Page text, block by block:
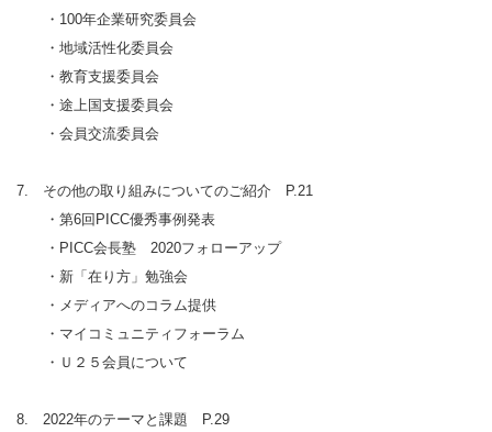
・100年企業研究委員会
・地域活性化委員会
・教育支援委員会
・途上国支援委員会
・会員交流委員会
7. その他の取り組みについてのご紹介 P.21
・第6回PICC優秀事例発表
・PICC会長塾 2020フォローアップ
・新「在り方」勉強会
・メディアへのコラム提供
・マイコミュニティフォーラム
・Ｕ２５会員について
8. 2022年のテーマと課題 P.29